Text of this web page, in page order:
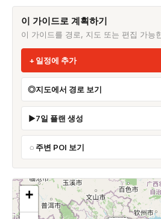
이 가이드로 계획하기
이 가이드를 경로, 지도 또는 편집 가능
일정에 추가
지도에서 경로 보기
7일 플랜 생성
주변 POI 보기
+